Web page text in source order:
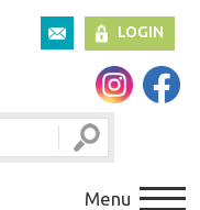
LOGIN
Menu